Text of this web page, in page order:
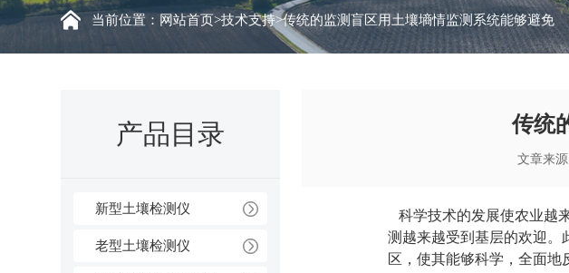
当前位置： 网站首页>技术支持>传统的监测盲区用土壤墒情监测系统能够避免
产品目录
新型土壤检测仪
老型土壤检测仪
传统
文章来
科学技术的发展使农业越
测越来越受到基层的欢迎。
区，使其能够科学，全面地